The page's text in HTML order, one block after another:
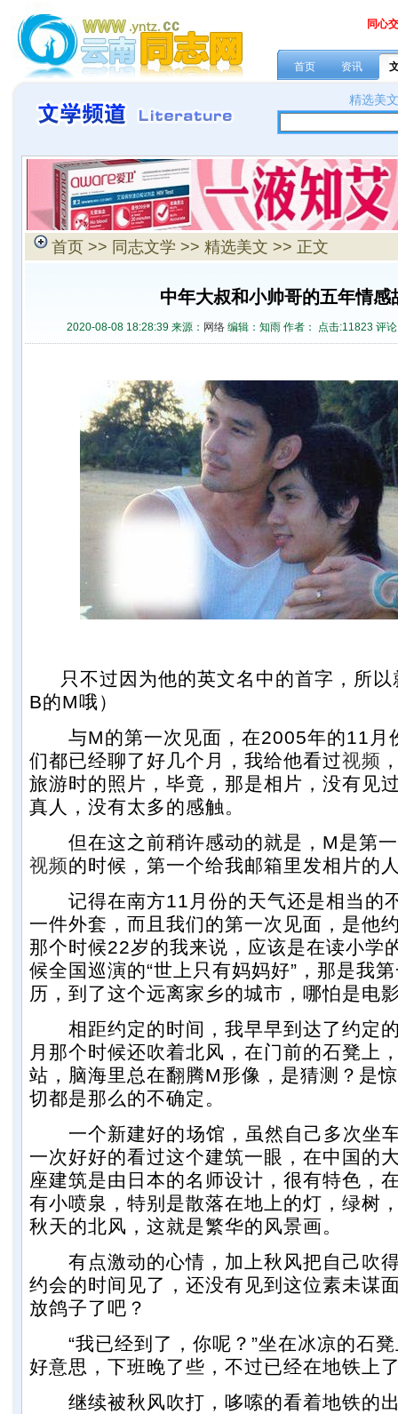
同心
首页 资讯
精选美
首页 >> 同志文学 >> 精选美文 >> 正文
中年大叔和小帅哥的五年情感
2020-08-08 18:28:39 来源： 网络 编辑：知雨 作者： 点击:11823 评
只不过因为他的英文名中的首字，所以
B的M哦）
与M的第一次见面，在2005年的11月
们都已经聊了好几个月，我给他看过视频
旅游时的照片，毕竟，那是相片，没有见
真人，没有太多的感触。
但在这之前稍许感动的就是，M是第一
视频的时候，第一个给我邮箱里发相片的
记得在南方11月份的天气还是相当的
一件外套，而且我们的第一次见面，是他
那个时候22岁的我来说，应该是在读小学
候全国巡演的“世上只有妈妈好”，那是我
历，到了这个远离家乡的城市，哪怕是电
相距约定的时间，我早早到达了约定
月那个时候还吹着北风，在门前的石凳上
站，脑海里总在翻腾M形像，是猜测？是
切都是那么的不确定。
一个新建好的场馆，虽然自己多次坐
一次好好的看过这个建筑一眼，在中国的
座建筑是由日本的名师设计，很有特色，
有小喷泉，特别是散落在地上的灯，绿树
秋天的北风，这就是繁华的风景画。
有点激动的心情，加上秋风把自己吹
约会的时间见了，还没有见到这位素未谋
放鸽子了吧？
“我已经到了，你呢？”坐在冰凉的石凳
好意思，下班晚了些，不过已经在地铁上
继续被秋风吹打，哆嗦的看着地铁的